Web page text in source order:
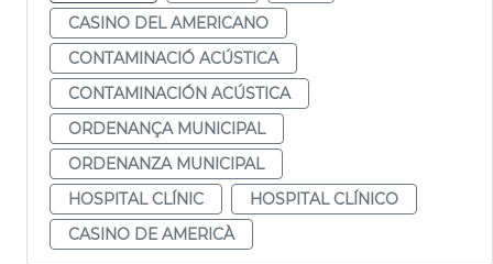
CASINO DEL AMERICANO
CONTAMINACIÓ ACÚSTICA
CONTAMINACIÓN ACÚSTICA
ORDENANÇA MUNICIPAL
ORDENANZA MUNICIPAL
HOSPITAL CLÍNIC
HOSPITAL CLÍNICO
CASINO DE AMERICÀ